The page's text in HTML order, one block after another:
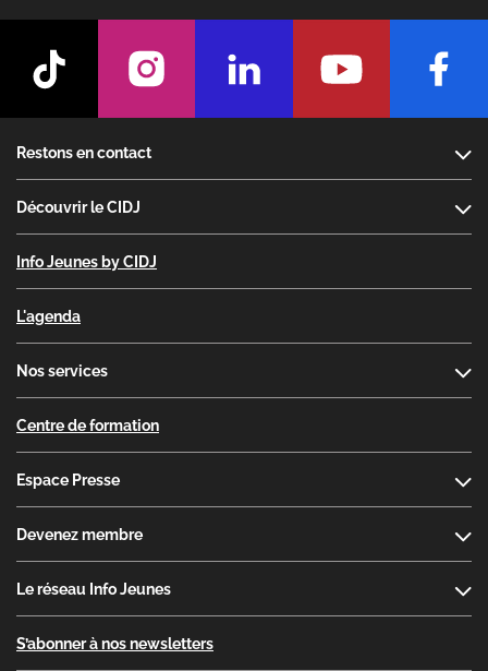
Restons en contact
Découvrir le CIDJ
Info Jeunes by CIDJ
L'agenda
Nos services
Centre de formation
Espace Presse
Devenez membre
Le réseau Info Jeunes
S’abonner à nos newsletters